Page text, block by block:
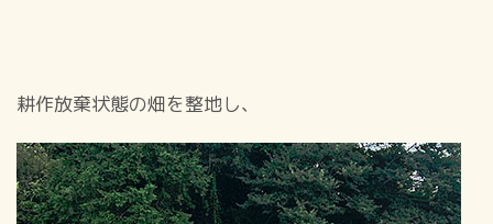
耕作放棄状態の畑を整地し、